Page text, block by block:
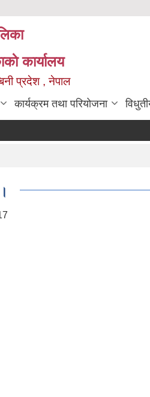
कार्यालय
प्रदेश , नेपाल
कार्यक्रम तथा परियोजना